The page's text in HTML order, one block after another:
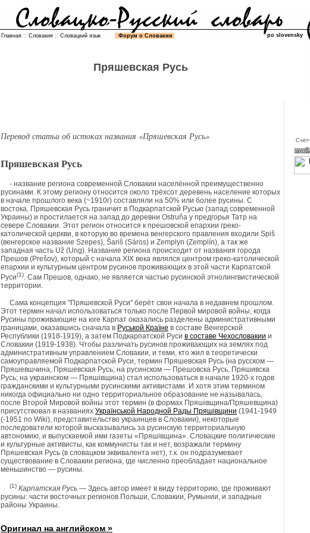
Главная :: Словакия :: Словацкий язык Форум о Словакии po slovensky
Пряшевская Русь
Перевод статьи об истоках названия «Пряшевская Русь»
Пряшевская Русь
- название региона современной Словакии населённой преимущественно
русинами. К этому региону относится около трёхсот деревень население которых
в начале прошлого века (~1910г) составляли на 50% или более русины. С
востока, Пряшевская Русь граничит в Подкарпатской Русью (запад современной
Украины) и простилается на запад до деревни Ostruňa у предгорья Татр на
севере Словакии. Этот регион относится к прешовской епархии греко-
католической церкви, в которую во времена венгерского правления входили Spiš
(венгерское название Szepes), Šariš (Sáros) и Zemplyn (Zemplín), а так же
западная часть Už (Ung). Название региона происходит от названия города
Прешов (Prešov), который с начала XIX века являлся центром греко-католической
епархии и культурным центром русинов проживающих в этой части Карпатской
Руси(1). Сам Прешов, однако, не является частью русинской этнолингвистической
территории.
Сама концепция "Пряшевской Руси" берёт свои начала в недавнем прошлом.
Этот термин начал использоваться только после Первой мировой войны, когда
Русины проживающие на юге Карпат оказались разделены административными
границами, оказавшись сначала в Руськой Країне в составе Венгерской
Республики (1918-1919), а затем Подкарпатской Руси в составе Чехословакии и
Словакии (1919-1938). Чтобы различать русинов проживающих на землях под
административным управлением Словакии, и теми, кто жил в теоретически
самоуправляемой Подкарпатской Руси, термин Пряшевская Русь (на русском —
Пряшевшчина, Пряшевская Русь; на русинском — Прешовска Русь, Пряшивска
Русь; на украинском — Пряшівщина) стал использоваться в начале 1920-х годов
гражданскими и культурными русинскими активистами. И хотя этим термином
никогда официально ни одно территориальное образование не называлась,
после Второй Мировой войны этот термин (в формах Пряшівщина/Пряшевщина)
присутствовал в названиях Українськой Народной Рады Пряшівщини (1941-1949
(-1951 по Wiki), представительство украинцев в Словакии), некоторые
последователи которой высказывались за русинскую территориальную
автономию, и выпускаемой ими газеты «Пряшівщина». Словацкие политические
и культурные активисты, как коммунисты так и нет, возражали термину
Пряшевская Русь (в словацком эквивалента нет), т.к. он подразумевает
существование в Словакии региона, где численно преобладает национальное
меньшинство — русины.
(1) Карпатская Русь — Здесь автор имеет в виду территорию, где проживают
русины: части восточных регионов Польши, Словакии, Румынии, и западные
районы Украины.
Оригинал на английском »